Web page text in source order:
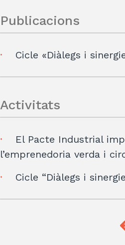
Publicacions
Cicle «Diàlegs i
Activitats
El Pacte Industrial
l’emprenedoria verda i
Cicle “Diàlegs i